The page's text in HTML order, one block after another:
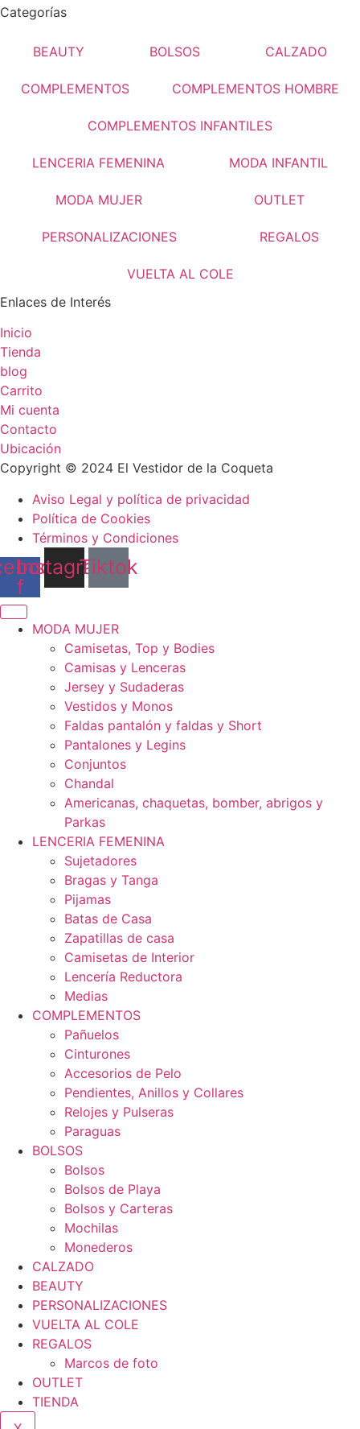
Categorías
BEAUTY BOLSOS CALZADO
COMPLEMENTOS COMPLEMENTOS HOMBRE
COMPLEMENTOS INFANTILES
LENCERIA FEMENINA MODA INFANTIL
MODA MUJER OUTLET
PERSONALIZACIONES REGALOS
VUELTA AL COLE
Enlaces de Interés
Inicio
Tienda
blog
Carrito
Mi cuenta
Contacto
Ubicación
Copyright © 2024 El Vestidor de la Coqueta
Aviso Legal y política de privacidad
Política de Cookies
Términos y Condiciones
f
Instagram
Tiktok
MODA MUJER
Camisetas, Top y Bodies
Camisas y Lenceras
Jersey y Sudaderas
Vestidos y Monos
Faldas pantalón y faldas y Short
Pantalones y Legins
Conjuntos
Chandal
Americanas, chaquetas, bomber, abrigos y
Parkas
LENCERIA FEMENINA
Sujetadores
Bragas y Tanga
Pijamas
Batas de Casa
Zapatillas de casa
Camisetas de Interior
Lencería Reductora
Medias
COMPLEMENTOS
Pañuelos
Cinturones
Accesorios de Pelo
Pendientes, Anillos y Collares
Relojes y Pulseras
Paraguas
BOLSOS
Bolsos
Bolsos de Playa
Bolsos y Carteras
Mochilas
Monederos
CALZADO
BEAUTY
PERSONALIZACIONES
VUELTA AL COLE
REGALOS
Marcos de foto
OUTLET
TIENDA